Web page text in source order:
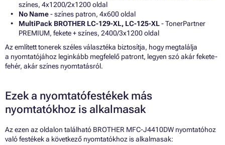
színes, 4x1200/2x1200 oldal
No Name- színes patron, 4x600 oldal
MultiPack BROTHER LC-129-XL, LC-125-XL- TonerPartner
PREMIUM, fekete + színes, 2400/3x1200 oldal
Az említett tonerek széles választéka biztosítja, hogy megtalálja
a nyomtatójához leginkább megfelelő patront, legyen szó akár fekete-
fehér, akár színes nyomtatásról.
Ezek a nyomtatófestékek más
nyomtatókhoz is alkalmasak
Az ezen az oldalon található BROTHER MFC-J4410DW nyomtatóhoz
való festékek a következő nyomtatókhoz is alkalmasak: